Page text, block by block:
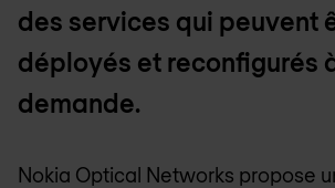
des services qui peuvent
déployés et reconfigurés
demande.
Nokia Optical Networks propose